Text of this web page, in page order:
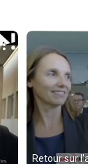
Retour sur